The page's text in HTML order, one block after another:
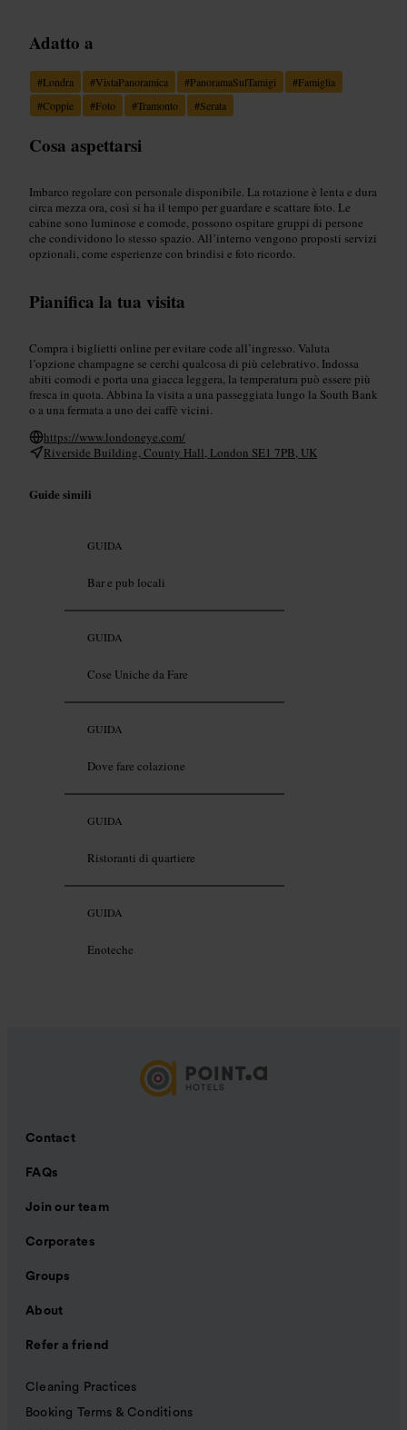
Adatto a
#Londra #VistaPanoramica #PanoramaSulTamigi #Famiglia
#Coppie #Foto #Tramonto #Serata
Cosa aspettarsi
Imbarco regolare con personale disponibile. La rotazione è lenta e dura
circa mezza ora, così si ha il tempo per guardare e scattare foto. Le
cabine sono luminose e comode, possono ospitare gruppi di persone
che condividono lo stesso spazio. All’interno vengono proposti servizi
opzionali, come esperienze con brindisi e foto ricordo.
Pianifica la tua visita
Compra i biglietti online per evitare code all’ingresso. Valuta
l’opzione champagne se cerchi qualcosa di più celebrativo. Indossa
abiti comodi e porta una giacca leggera, la temperatura può essere più
fresca in quota. Abbina la visita a una passeggiata lungo la South Bank
o a una fermata a uno dei caffè vicini.
https://www.londoneye.com/
Riverside Building, County Hall, London SE1 7PB, UK
Guide simili
GUIDA
Bar e pub locali
GUIDA
Cose Uniche da Fare
GUIDA
Dove fare colazione
GUIDA
Ristoranti di quartiere
GUIDA
Enoteche
Contact
FAQs
Join our team
Corporates
Groups
About
Refer a friend
Cleaning Practices
Booking Terms & Conditions